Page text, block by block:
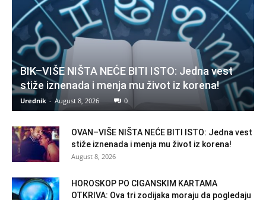
BIK–VIŠE NIŠTA NEĆE BITI ISTO: Jedna vest
stiže iznenada i menja mu život iz korena!
Urednik - August 8, 2026 0
OVAN–VIŠE NIŠTA NEĆE BITI ISTO: Jedna vest
stiže iznenada i menja mu život iz korena!
August 8, 2026
HOROSKOP PO CIGANSKIM KARTAMA
OTKRIVA: Ova tri zodijaka moraju da pogledaju